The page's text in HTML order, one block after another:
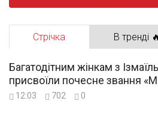
Стрічка В тренді
Багатодітним жінкам з
присвоїли почесне звання
12:03 702 0